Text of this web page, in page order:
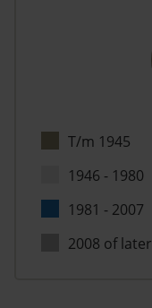
T/m 1945
1946 - 1980
1981 - 2007
2008 of later